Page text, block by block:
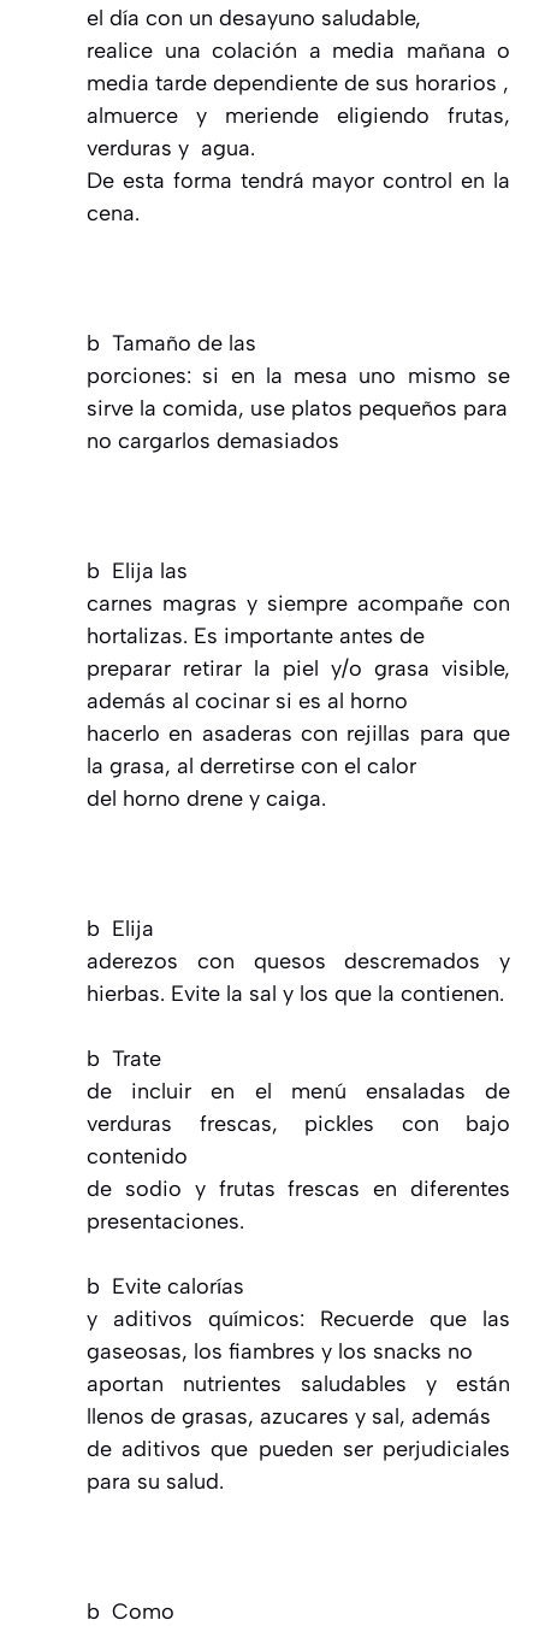
el día con un desayuno saludable,
realice una colación a media mañana o
media tarde dependiente de sus horarios ,
almuerce y meriende eligiendo frutas,
verduras y agua.
De esta forma tendrá mayor control en la
cena.
b Tamaño de las
porciones: si en la mesa uno mismo se
sirve la comida, use platos pequeños para
no cargarlos demasiados
b Elija las
carnes magras y siempre acompañe con
hortalizas. Es importante antes de
preparar retirar la piel y/o grasa visible,
además al cocinar si es al horno
hacerlo en asaderas con rejillas para que
la grasa, al derretirse con el calor
del horno drene y caiga.
b Elija
aderezos con quesos descremados y
hierbas. Evite la sal y los que la contienen.
b Trate
de incluir en el menú ensaladas de
verduras frescas, pickles con bajo
contenido
de sodio y frutas frescas en diferentes
presentaciones.
b Evite calorías
y aditivos químicos: Recuerde que las
gaseosas, los fiambres y los snacks no
aportan nutrientes saludables y están
llenos de grasas, azucares y sal, además
de aditivos que pueden ser perjudiciales
para su salud.
b Como